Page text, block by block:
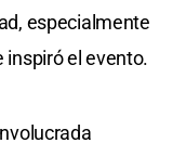
especialmente
inspiró el evento.